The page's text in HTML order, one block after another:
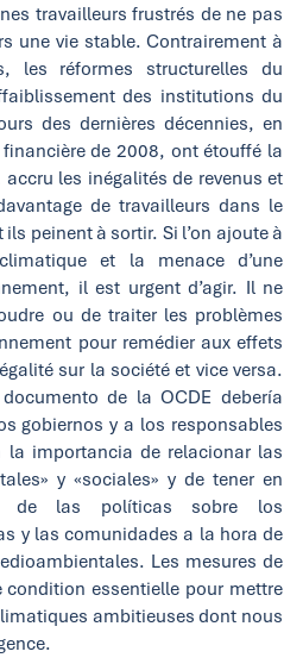
travailleurs frustrés de ne pas
une vie stable. Contrairement à
les réformes structurelles du
des institutions du
des dernières décennies, en
de 2008, ont étouffé la
les inégalités de revenus et
de travailleurs dans le
peinent à sortir. Si l’on ajoute à
et la menace d’une
il est urgent d’agir. Il ne
ou de traiter les problèmes
pour remédier aux effets
sur la société et vice versa.
de la OCDE debería
gobiernos y a los responsables
importancia de relacionar las
y «sociales» y de tener en
de las políticas sobre los
y las comunidades a la hora de
Les mesures de
essentielle pour mettre
ambitieuses dont nous